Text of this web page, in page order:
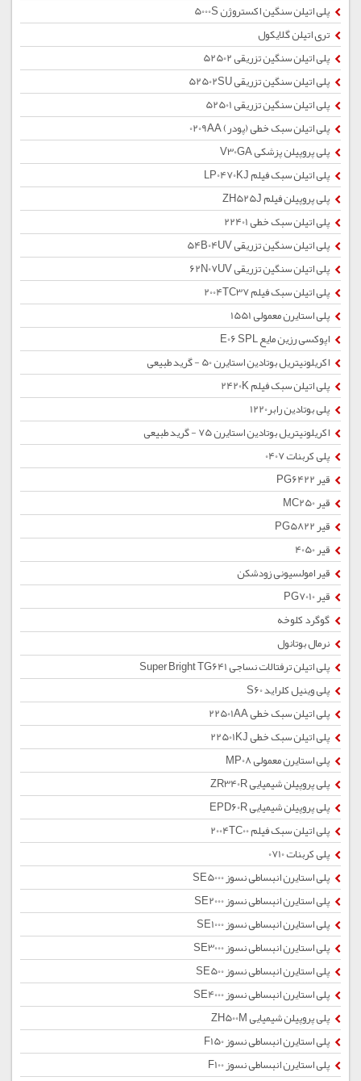
پلی اتیلن سنگین اکستروژن 5000S
تری اتیلن گلایکول
پلی اتیلن سنگین تزریقی 52502
پلی اتیلن سنگین تزریقی 52502SU
پلی اتیلن سنگین تزریقی 52501
پلی اتیلن سبک خطی (پودر) 0209AA
پلی پروپیلن پزشکی V30GA
پلی اتیلن سبک فیلم LP0470KJ
پلی پروپیلن فیلم ZH525J
پلی اتیلن سبک خطی 22401
پلی اتیلن سنگین تزریقی 54B04UV
پلی اتیلن سنگین تزریقی 62N07UV
پلی اتیلن سبک فیلم 2004TC37
پلی استایرن معمولی 1551
اپوکسی رزین مایع E06 SPL
اکریلونیتریل بوتادین استایرن 50 - گرید طبیعی
پلی اتیلن سبک فیلم 2420K
پلی بوتادین رابر1220
اکریلونیتریل بوتادین استایرن 75 - گرید طبیعی
پلی کربنات 0407
قیر PG6422
قیر MC250
قیر PG5822
قیر 4050
قیر امولسیونی زودشکن
قیر PG7010
گوگرد کلوخه
نرمال بوتانول
پلی اتیلن ترفتالات نساجی Super Bright TG641
پلی وینیل کلراید S60
پلی اتیلن سبک خطی 22501AA
پلی اتیلن سبک خطی 22501KJ
پلی استایرن معمولی MP08
پلی پروپیلن شیمیایی ZR340R
پلی پروپیلن شیمیایی EPD60R
پلی اتیلن سبک فیلم 2004TC00
پلی کربنات 0710
پلی استایرن انبساطی نسوز SE5000
پلی استایرن انبساطی نسوز SE2000
پلی استایرن انبساطی نسوز SE1000
پلی استایرن انبساطی نسوز SE3000
پلی استایرن انبساطی نسوز SE500
پلی استایرن انبساطی نسوز SE4000
پلی پروپیلن شیمیایی ZH500M
پلی استایرن انبساطی نسوز F150
پلی استایرن انبساطی نسوز F100